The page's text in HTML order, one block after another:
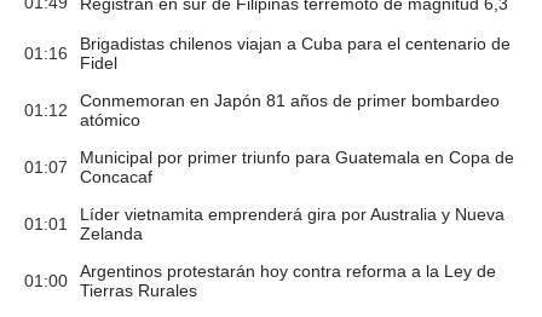
01:16
Brigadistas chilenos viajan a Cuba para el centenario de
Fidel
01:12
Conmemoran en Japón 81 años de primer bombardeo
atómico
01:07
Municipal por primer triunfo para Guatemala en Copa de
Concacaf
01:01
Líder vietnamita emprenderá gira por Australia y Nueva
Zelanda
01:00
Argentinos protestarán hoy contra reforma a la Ley de
Tierras Rurales